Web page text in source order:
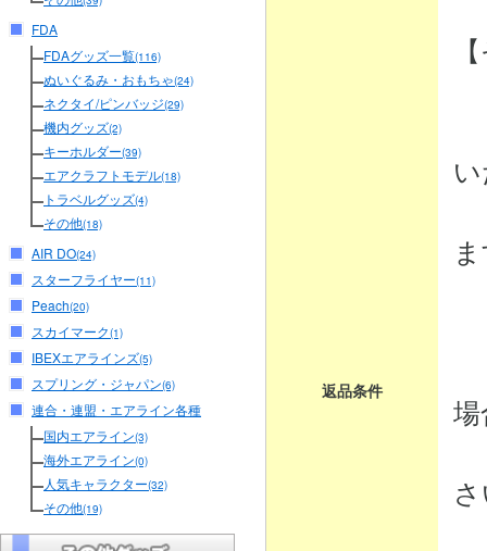
FDA
FDAグッズ一覧(116)
ぬいぐるみ・おもちゃ(24)
ネクタイ/ピンバッジ(29)
機内グッズ(2)
キーホルダー(39)
エアクラフトモデル(18)
トラベルグッズ(4)
その他(18)
AIR DO(24)
スターフライヤー(11)
Peach(20)
スカイマーク(1)
IBEXエアラインズ(5)
スプリング・ジャパン(6)
連合・連盟・エアライン各種
国内エアライン(3)
海外エアライン(0)
人気キャラクター(32)
その他(19)
返品条件